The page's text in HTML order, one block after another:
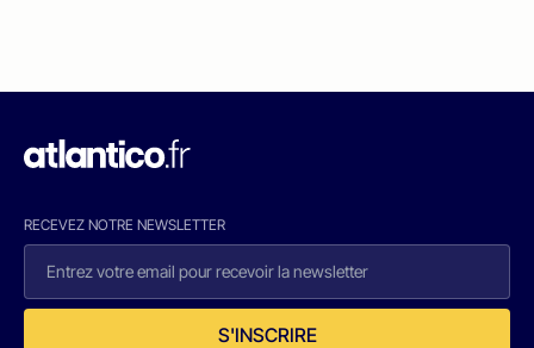
RECEVEZ NOTRE NEWSLETTER
S'INSCRIRE